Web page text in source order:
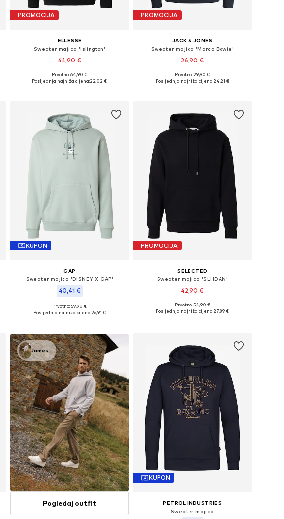
PROMOCIJA
ELLESSE
Sweater majica 'Islington'
44,90 €
Dostupne veličine: S, M, L, XL
Prvotno: 64,90 €
Posljednja najniža cijena:22,02 €
PROMOCIJA
JACK & JONES
Sweater majica 'Marco Bowie'
26,90 €
Prvotno: 29,90 €
Posljednja najniža cijena:24,21 €
KUPON
GAP
Sweater majica 'DISNEY X GAP'
40,41 €
Dostupne veličine: S, M, L, XL
Prvotno: 59,90 €
Posljednja najniža cijena:26,91 €
PROMOCIJA
SELECTED
Sweater majica 'SLHDAN'
42,90 €
Dostupne veličine: S, M, L, XL
Prvotno: 54,90 €
Posljednja najniža cijena:27,89 €
James
Pogledaj outfit
KUPON
PETROL INDUSTRIES
Sweater majica